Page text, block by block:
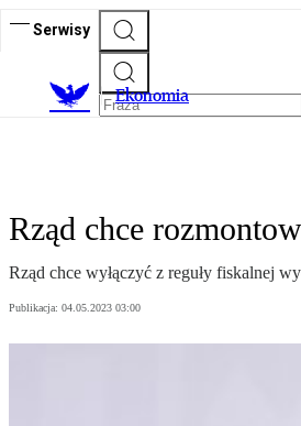
Serwisy
Ekonomia
Rząd chce
Rząd chce wyłączyć z reguły fiskalnej
Publikacja: 04.05.2023 03:00